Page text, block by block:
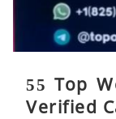
55 Top
Verified